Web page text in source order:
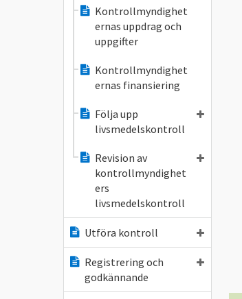
Kontrollmyndighet
ernas uppdrag och
uppgifter
Kontrollmyndighet
ernas finansiering
Följa upp
livsmedelskontroll
Revision av
kontrollmyndighet
ers
livsmedelskontroll
Utföra kontroll
Registrering och
godkännande